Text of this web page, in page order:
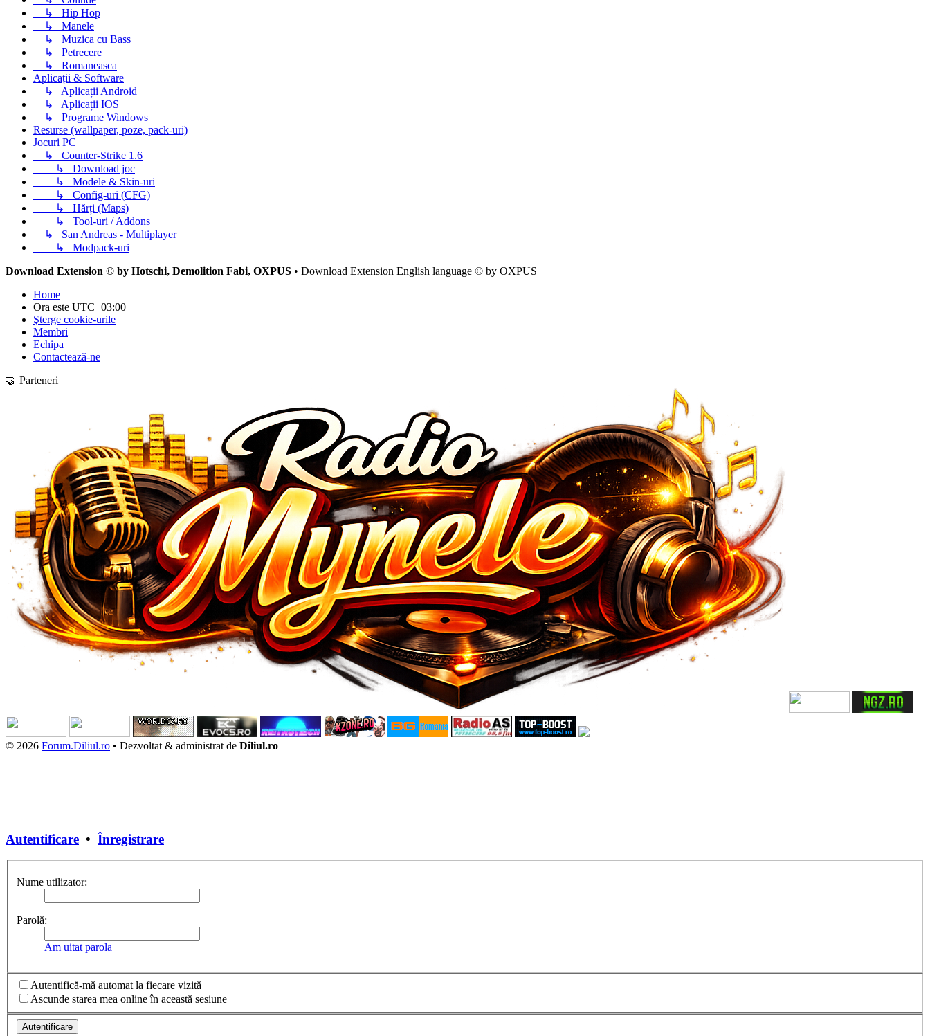
↳ Hip Hop
↳ Manele
↳ Muzica cu Bass
↳ Petrecere
↳ Romaneasca
Aplicații & Software
↳ Aplicații Android
↳ Aplicații IOS
↳ Programe Windows
Resurse (wallpaper, poze, pack-uri)
Jocuri PC
↳ Counter-Strike 1.6
↳ Download joc
↳ Modele & Skin-uri
↳ Config-uri (CFG)
↳ Hărți (Maps)
↳ Tool-uri / Addons
↳ San Andreas - Multiplayer
↳ Modpack-uri
Download Extension © by Hotschi, Demolition Fabi, OXPUS • Download Extension English language © by OXPUS
Home
Ora este UTC+03:00
Şterge cookie-urile
Membri
Echipa
Contactează-ne
🤝 Parteneri
© 2026 Forum.Diliul.ro • Dezvoltat & administrat de Diliul.ro
Autentificare • Înregistrare
Nume utilizator:
Parolă:
Am uitat parola
Autentifică-mă automat la fiecare vizită
Ascunde starea mea online în această sesiune